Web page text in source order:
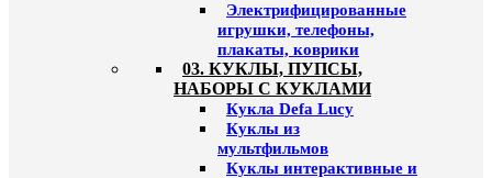
Электрифицированные
игрушки, телефоны,
плакаты, коврики
03. КУКЛЫ, ПУПСЫ,
НАБОРЫ С КУКЛАМИ
Кукла Defa Lucy
Куклы из
мультфильмов
Куклы интерактивные и